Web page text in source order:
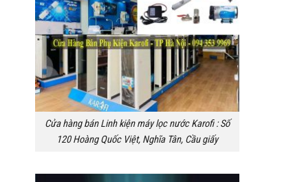
Cửa hàng bán Linh kiện máy lọc nước Karofi : Số
120 Hoàng Quốc Việt, Nghĩa Tân, Cầu giấy